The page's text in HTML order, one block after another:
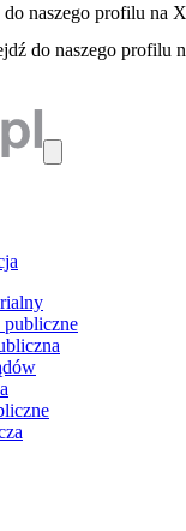
karcie
do naszego profilu na
- otwiera się w nowej karcie
do naszego profilu
publiczne